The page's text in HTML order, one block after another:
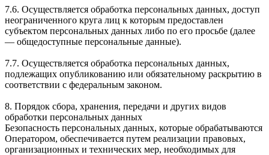
7.6. Осуществляется обработка персональных данных, доступ
неограниченного круга лиц к которым предоставлен
субъектом персональных данных либо по его просьбе (далее
— общедоступные персональные данные).
7.7. Осуществляется обработка персональных данных,
подлежащих опубликованию или обязательному раскрытию в
соответствии с федеральным законом.
8. Порядок сбора, хранения, передачи и других видов
обработки персональных данных
Безопасность персональных данных, которые обрабатываются
Оператором, обеспечивается путем реализации правовых,
организационных и технических мер, необходимых для